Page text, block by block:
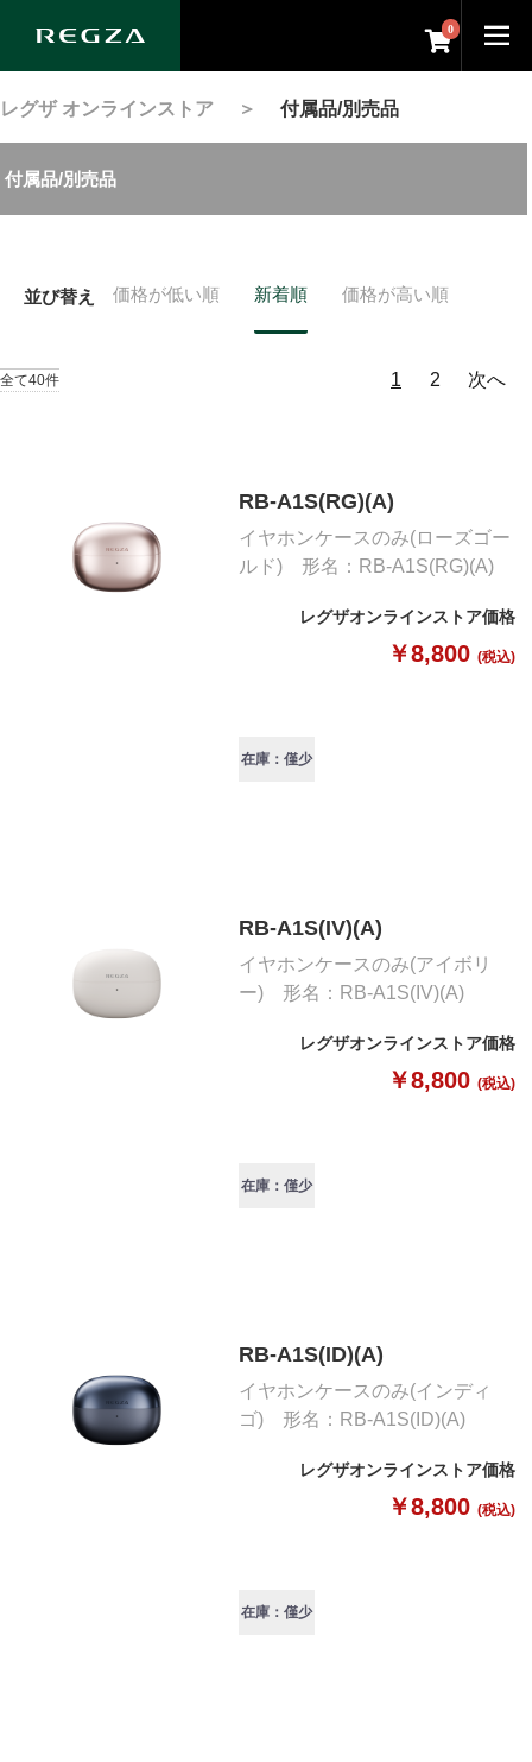
0
レグザ オンラインストア ＞ 付属品/別売品
付属品/別売品
並び替え 価格が低い順 新着順 価格が高い順
全て40件 1 2 次へ
RB-A1S(RG)(A)
イヤホンケースのみ(ローズゴー
ルド) 形名：RB-A1S(RG)(A)
レグザオンラインストア価格
￥8,800 (税込)
在庫：僅少
RB-A1S(IV)(A)
イヤホンケースのみ(アイボリ
ー) 形名：RB-A1S(IV)(A)
レグザオンラインストア価格
￥8,800 (税込)
在庫：僅少
RB-A1S(ID)(A)
イヤホンケースのみ(インディ
ゴ) 形名：RB-A1S(ID)(A)
レグザオンラインストア価格
￥8,800 (税込)
在庫：僅少